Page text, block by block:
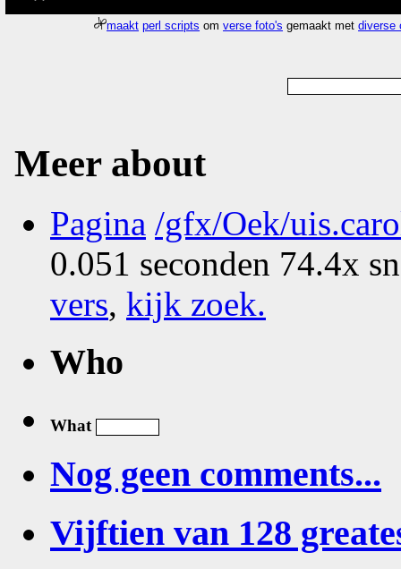
maakt perl scripts omverse foto's gemaakt metdiverse
Meer about
Pagina /gfx/Oek/
0.051 seconden 74.4x
vers, kijk zoek.
Who
What
Nog geen comments...
Vijftien van 128